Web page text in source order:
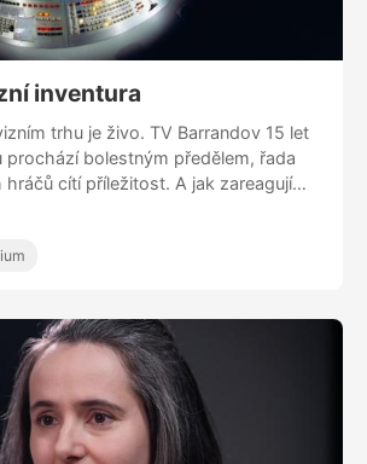
inventura
trhu je živo. TV Barrandov 15 let
bolestným předělem, řada
cítí příležitost. A jak zareagují
desítky let sleduje, v půli roku
analyzujeme dosavadní vývoj a